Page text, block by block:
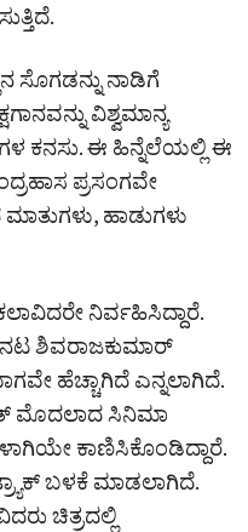
ಸೊಗಡನ್ನು ನಾಡಿಗೆ
ವಿಶ್ವಮಾನ್ಯ
ಕನಸು. ಈ ಹಿನ್ನೆಲೆಯಲ್ಲಿ ಈ
ಪ್ರಸಂಗವೇ
ಹಾಡುಗಳು
ನಿರ್ವಹಿಸಿದ್ದಾರೆ.
ನಟ ಶಿವರಾಜಕುಮಾರ್‌
ಹೆಚ್ಚಾಗಿದೆ ಎನ್ನಲಾಗಿದೆ.
ಮೊದಲಾದ ಸಿನಿಮಾ
ಕಾಣಿಸಿಕೊಂಡಿದ್ದಾರೆ.
ಬಳಕೆ ಮಾಡಲಾಗಿದೆ.
ಚಿತ್ರದಲ್ಲಿ